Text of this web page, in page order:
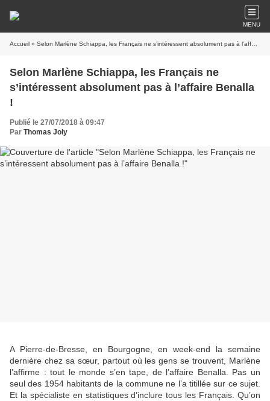
MENU
Accueil » Selon Marlène Schiappa, les Français ne s’intéressent absolument pas à l’affaire Benalla !
Selon Marlène Schiappa, les Français ne
s’intéressent absolument pas à l’affaire Benalla
!
Publié le 27/07/2018 à 09:47
Par Thomas Joly
A Pierre-de-Bresse, en Bourgogne, en week-end la semaine
dernière chez sa sœur, partout où les gens se trouvent, Marlène
l’affirme : tout le monde s’en tape, de l’affaire Benalla. Pas un
seul des 1954 habitants de la commune ne l’a titillée sur ce sujet.
Et la spécialiste en statistiques d’inclure tous les Français. Qu’on